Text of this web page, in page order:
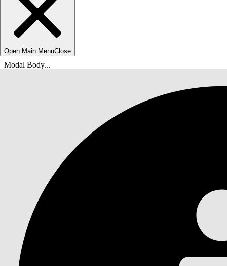
Open Main MenuClose
Modal Body...
Вы находитесь здесь:
Агент